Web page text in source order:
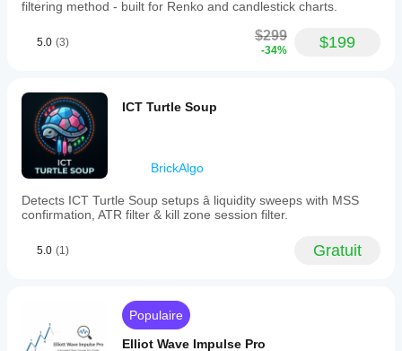
à votre
filtering method - built for Renko and candlestick charts.
5.0 (3) $299
-34% $199
ICT Turtle Soup
BrickAlgo
Detects ICT Turtle Soup setups â liquidity sweeps with MSS
confirmation, ATR filter & kill zone session filter.
5.0 (1) Gratuit
Populaire
Elliot Wave Impulse Pro